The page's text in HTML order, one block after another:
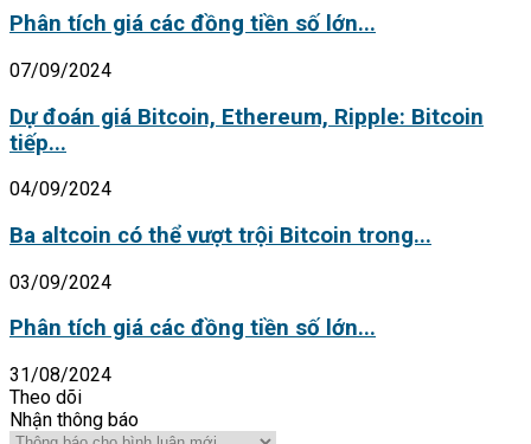
Phân tích giá các đồng tiền số lớn...
07/09/2024
Dự đoán giá Bitcoin, Ethereum, Ripple: Bitcoin
tiếp...
04/09/2024
Ba altcoin có thể vượt trội Bitcoin trong...
03/09/2024
Phân tích giá các đồng tiền số lớn...
31/08/2024
Theo dõi
Nhận thông báo